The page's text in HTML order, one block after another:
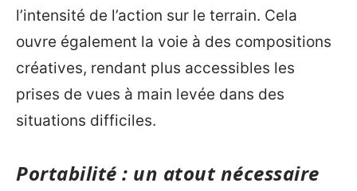
l’intensité de l’action sur le terrain. Cela
ouvre également la voie à des compositions
créatives, rendant plus accessibles les
prises de vues à main levée dans des
situations difficiles.
Portabilité : un atout nécessaire